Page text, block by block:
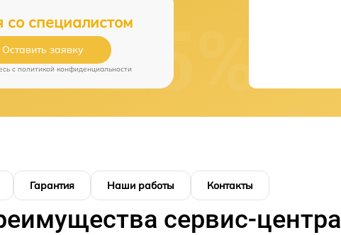
со специалистом
Оставить заявку
c политикой конфиденциальности
Гарантия Наши работы Контакты
сервис-центра